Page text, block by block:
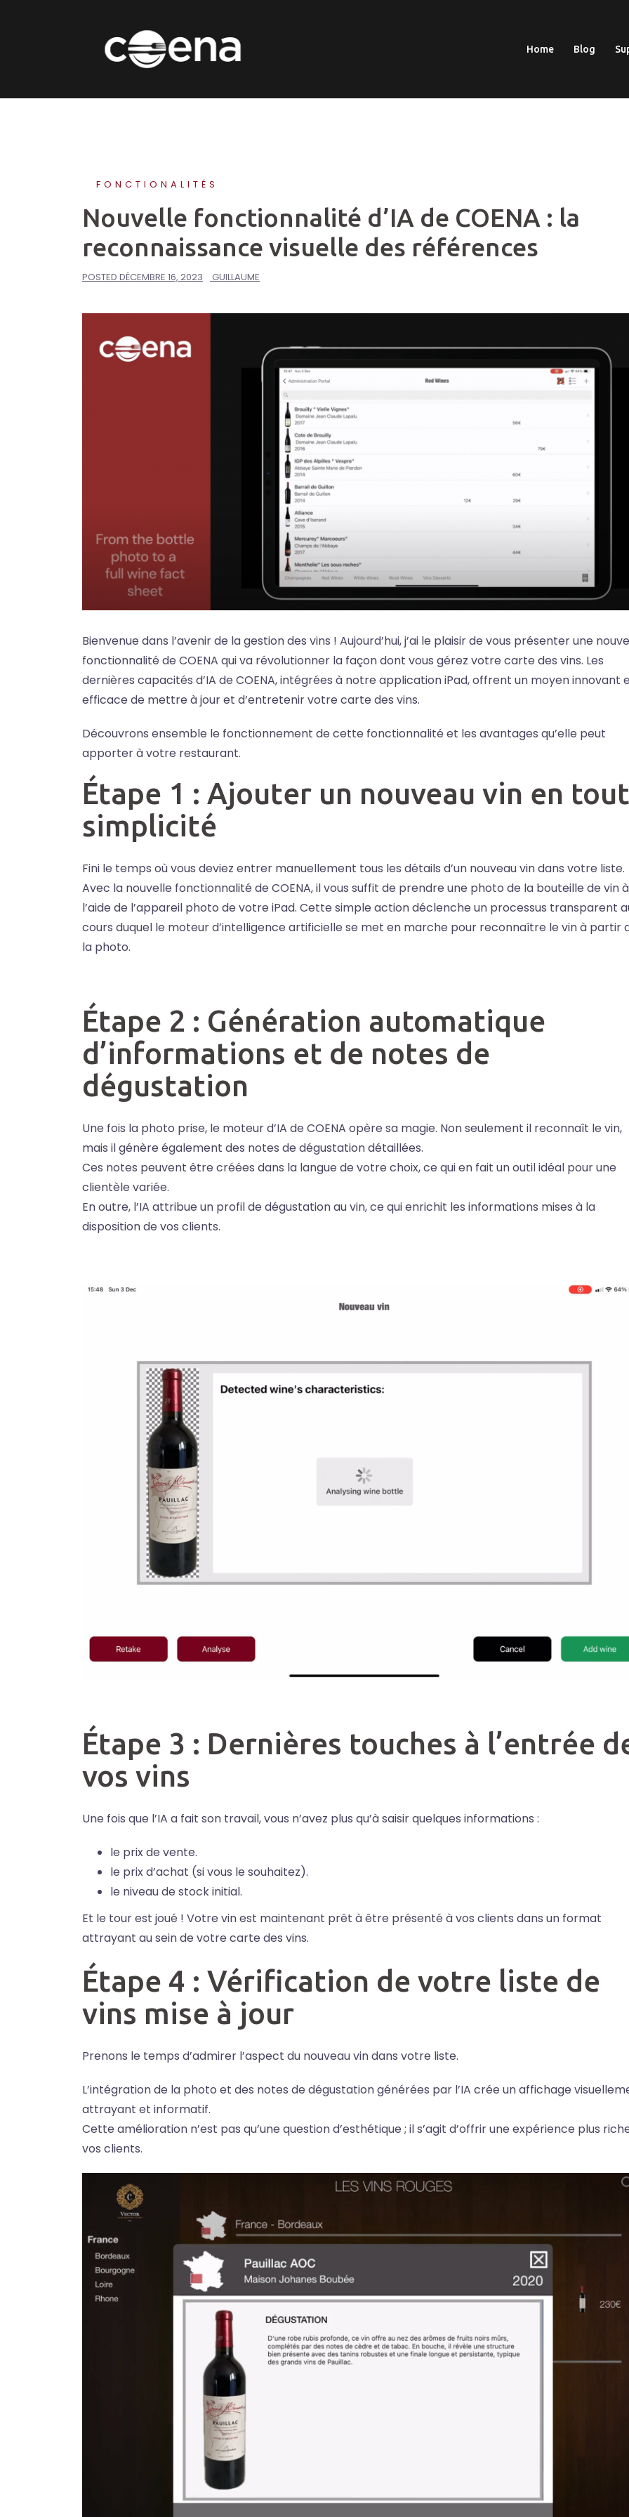
Home Blog
FONCTIONALITÉS
Nouvelle fonctionnalité d’IA de COENA : la
reconnaissance visuelle des références
POSTED DÉCEMBRE 16, 2023 GUILLAUME
Bienvenue dans l’avenir de la gestion des vins ! Aujourd’hui, j’ai le plaisir de vous présenter une
fonctionnalité de COENA qui va révolutionner la façon dont vous gérez votre carte des vins. Les
dernières capacités d’IA de COENA, intégrées à notre application iPad, offrent un moyen innovant
efficace de mettre à jour et d’entretenir votre carte des vins.
Découvrons ensemble le fonctionnement de cette fonctionnalité et les avantages qu’elle peut
apporter à votre restaurant.
Étape 1 : Ajouter un nouveau vin en
simplicité
Fini le temps où vous deviez entrer manuellement tous les détails d’un nouveau vin dans votre liste.
Avec la nouvelle fonctionnalité de COENA, il vous suffit de prendre une photo de la bouteille de vin à
l’aide de l’appareil photo de votre iPad. Cette simple action déclenche un processus transparent
cours duquel le moteur d’intelligence artificielle se met en marche pour reconnaître le vin à partir
la photo.
Étape 2 : Génération automatique
d’informations et de notes de
dégustation
Une fois la photo prise, le moteur d’IA de COENA opère sa magie. Non seulement il reconnaît le vin,
mais il génère également des notes de dégustation détaillées.
Ces notes peuvent être créées dans la langue de votre choix, ce qui en fait un outil idéal pour une
clientèle variée.
En outre, l’IA attribue un profil de dégustation au vin, ce qui enrichit les informations mises à la
disposition de vos clients.
Étape 3 : Dernières touches à l’entrée
vos vins
Une fois que l’IA a fait son travail, vous n’avez plus qu’à saisir quelques informations :
le prix de vente.
le prix d’achat (si vous le souhaitez).
le niveau de stock initial.
Et le tour est joué ! Votre vin est maintenant prêt à être présenté à vos clients dans un format
attrayant au sein de votre carte des vins.
Étape 4 : Vérification de votre liste de
vins mise à jour
Prenons le temps d’admirer l’aspect du nouveau vin dans votre liste.
L’intégration de la photo et des notes de dégustation générées par l’IA crée un affichage
attrayant et informatif.
Cette amélioration n’est pas qu’une question d’esthétique ; il s’agit d’offrir une expérience plus
vos clients.